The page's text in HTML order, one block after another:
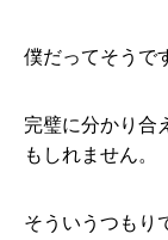
僕だってそうで
完璧に分かり合
もしれません。
そういうつもり